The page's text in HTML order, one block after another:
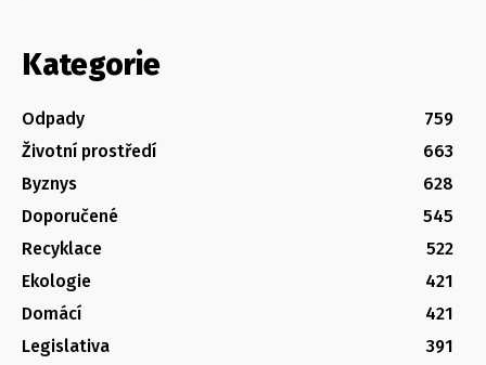
Kategorie
Odpady
759
Životní prostředí
663
Byznys
628
Doporučené
545
Recyklace
522
Ekologie
421
Domácí
421
Legislativa
391